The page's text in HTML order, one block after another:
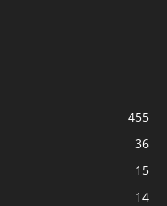
455
36
15
14